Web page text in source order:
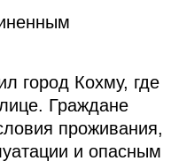
город Кохму, где
Граждане
проживания,
и опасным